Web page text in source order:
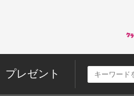
プレゼント